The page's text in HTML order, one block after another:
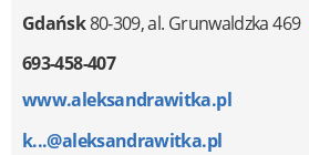
Gdańsk80-309,al. Grunwaldzka 469
693-458-407
www.aleksandrawitka.pl
k...@aleksandrawitka.pl